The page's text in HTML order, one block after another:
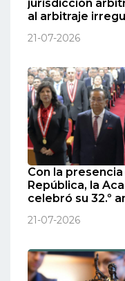
jurisdicción
al arbitraje
21-07-2026
Con la
República, la
celebró su 32.º
21-07-2026